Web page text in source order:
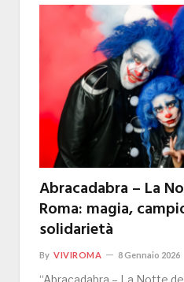
Abracadabra – La
Roma: magia,
solidarietà
By VIVIROMA 8 Gennaio 2026